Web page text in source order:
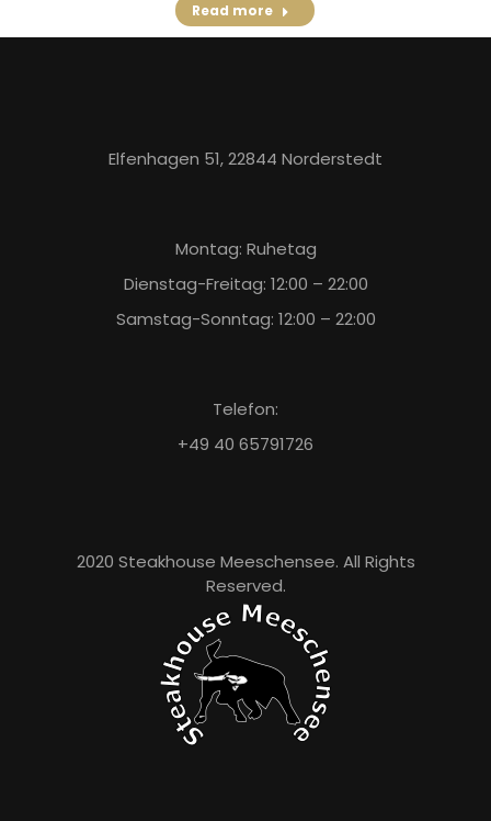
Read more
Elfenhagen 51, 22844 Norderstedt
Montag: Ruhetag
Dienstag-Freitag: 12:00 – 22:00
Samstag-Sonntag: 12:00 – 22:00
Telefon:
+49 40 65791726
2020 Steakhouse Meeschensee. All Rights
Reserved.